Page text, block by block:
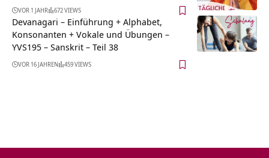
VOR 1 JAHR 672 VIEWS
Devanagari – Einführung + Alphabet,
Konsonanten + Vokale und Übungen –
YVS195 – Sanskrit – Teil 38
VOR 16 JAHREN 459 VIEWS